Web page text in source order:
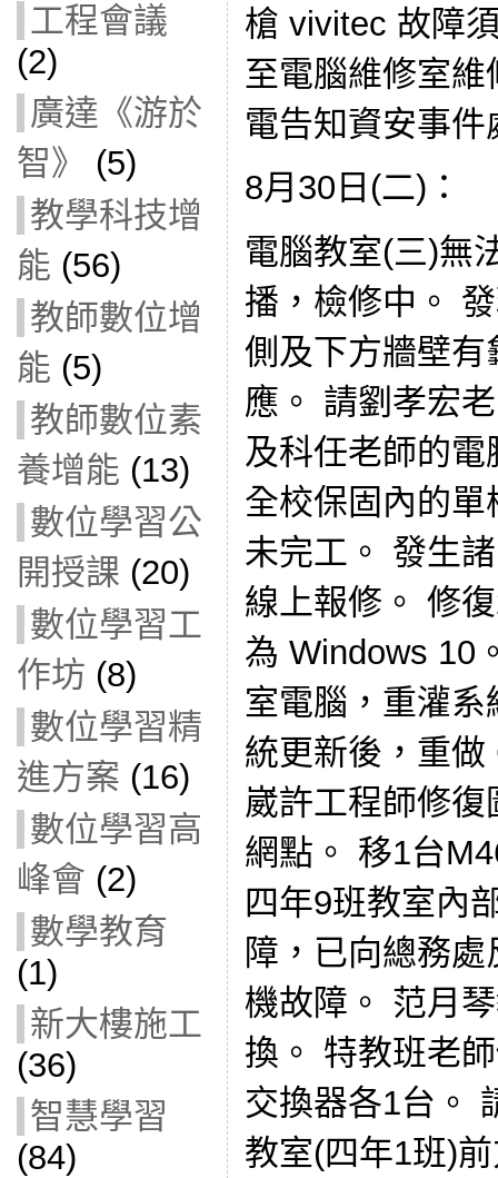
工程會議
(2)
廣達《游於
智》
(5)
教學科技增
能 (56)
教師數位增
能 (5)
教師數位素
養增能 (13)
數位學習公
開授課 (20)
數位學習工
作坊 (8)
數位學習精
進方案 (16)
數位學習高
峰會 (2)
數學教育
(1)
新大樓施工
(36)
智慧學習
(84)
槍 vivitec 故障
至電腦維修室
電告知資安事件
8月30日(二)：
電腦教室(三)無
播，檢修中。
側及下方牆壁
應。 請劉孝宏
及科任老師的
全校保固內的
未完工。 發生
線上報修。 修
為 Windows 10
室電腦，重灌
統更新後，重
崴許工程師修
網點。 移1台
四年9班教室內
障，已向總務
機故障。 范月
換。 特教班老
交換器各1台。
教室(四年1班)